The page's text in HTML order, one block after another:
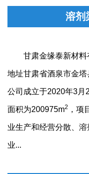
溶剂
甘肃金缘泰新材
地址甘肃省酒泉市金塔
公司成立于2020年3月
面积为200975m2 ，项
业生产和经营分散、
业...